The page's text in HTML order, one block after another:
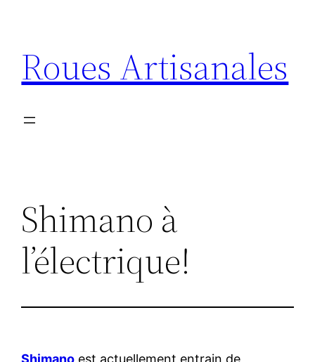
contenu
Roues Artisanales
Shimano à
l’électrique!
Shimano est actuellement entrain de